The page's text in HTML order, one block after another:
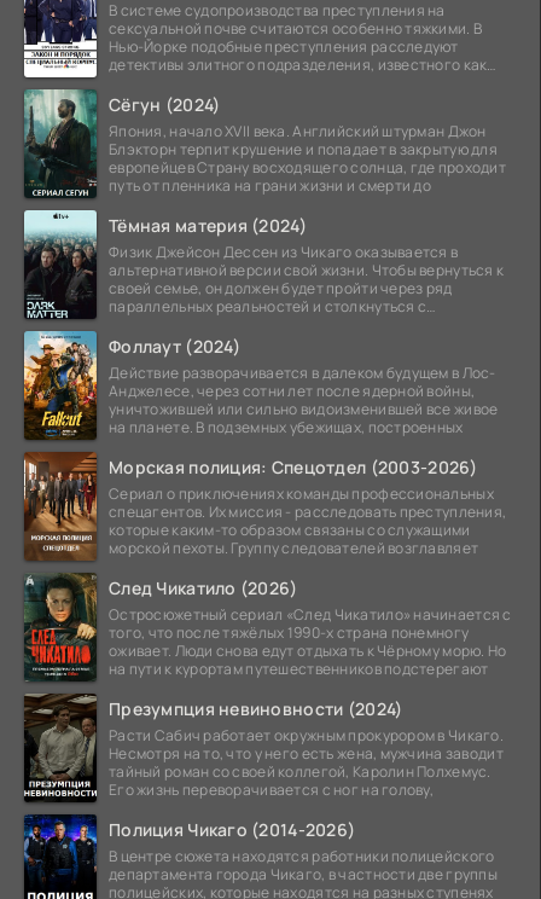
В системе судопроизводства преступления на
сексуальной почве считаются особенно тяжкими. В
Нью-Йорке подобные преступления расследуют
детективы элитного подразделения, известного как
Сёгун (2024)
Япония, начало XVII века. Английский штурман Джон
Блэкторн терпит крушение и попадает в закрытую для
европейцев Страну восходящего солнца, где проходит
путь от пленника на грани жизни и смерти до
Тёмная материя (2024)
Физик Джейсон Дессен из Чикаго оказывается в
альтернативной версии свой жизни. Чтобы вернуться к
своей семье, он должен будет пройти через ряд
параллельных реальностей и столкнуться с
Фоллаут (2024)
Действие разворачивается в далеком будущем в Лос-
Анджелесе, через сотни лет после ядерной войны,
уничтожившей или сильно видоизменившей все живое
на планете. В подземных убежищах, построенных
Морская полиция: Спецотдел (2003-2026)
Сериал о приключениях команды профессиональных
спецагентов. Их миссия - расследовать преступления,
которые каким-то образом связаны со служащими
морской пехоты. Группу следователей возглавляет
След Чикатило (2026)
Остросюжетный сериал «След Чикатило» начинается с
того, что после тяжёлых 1990-х страна понемногу
оживает. Люди снова едут отдыхать к Чёрному морю. Но
на пути к курортам путешественников подстерегают
Презумпция невиновности (2024)
Расти Сабич работает окружным прокурором в Чикаго.
Несмотря на то, что у него есть жена, мужчина заводит
тайный роман со своей коллегой, Каролин Полхемус.
Его жизнь переворачивается с ног на голову,
Полиция Чикаго (2014-2026)
В центре сюжета находятся работники полицейского
департамента города Чикаго, в частности две группы
полицейских, которые находятся на разных ступенях